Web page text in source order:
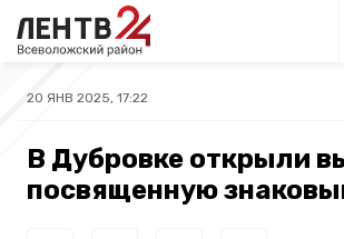
20 ЯНВ 2025, 17:22
В Дубровке открыли
посвященную